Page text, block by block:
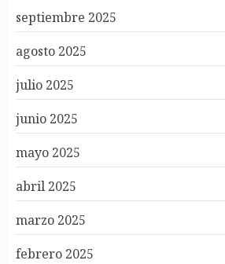
septiembre 2025
agosto 2025
julio 2025
junio 2025
mayo 2025
abril 2025
marzo 2025
febrero 2025